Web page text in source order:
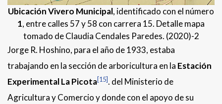
Ubicación Vivero Municipal, identificado con el número
1, entre calles 57 y 58 con carrera 15. Detalle mapa
tomado de Claudia Cendales Paredes. (2020)-2
Jorge R. Hoshino, para el año de 1933, estaba
trabajando en la sección de arboricultura en la Estación
Experimental La Picota[15]. del Ministerio de
Agricultura y Comercio y donde con el apoyo de su